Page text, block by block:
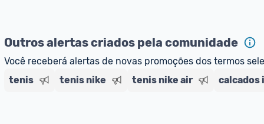
Outros alertas criados pela comunidade
Você receberá alertas de novas promoções dos termos
tenis
tenis nike tenis nike air calcados